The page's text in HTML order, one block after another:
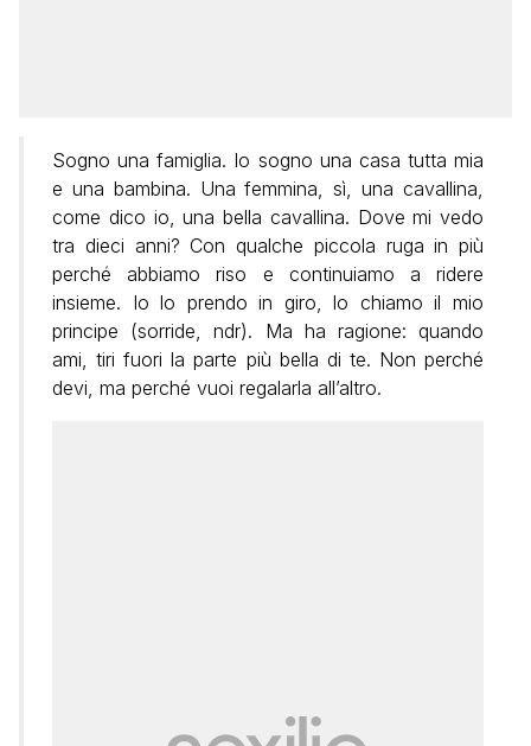
Sogno una famiglia. Io sogno una casa tutta mia
e una bambina. Una femmina, sì, una cavallina,
come dico io, una bella cavallina. Dove mi vedo
tra dieci anni? Con qualche piccola ruga in più
perché abbiamo riso e continuiamo a ridere
insieme. Io lo prendo in giro, lo chiamo il mio
principe (sorride, ndr). Ma ha ragione: quando
ami, tiri fuori la parte più bella di te. Non perché
devi, ma perché vuoi regalarla all’altro.